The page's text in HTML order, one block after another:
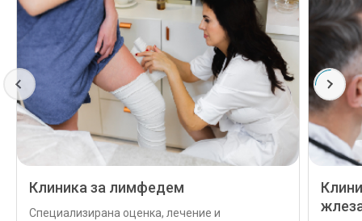
Клиника за лимфедем
Специализирана оценка, лечение и